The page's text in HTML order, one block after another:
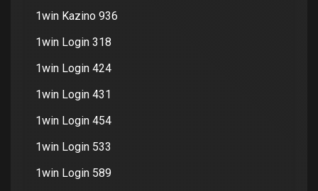
1win Kazino 936
1win Login 318
1win Login 424
1win Login 431
1win Login 454
1win Login 533
1win Login 589